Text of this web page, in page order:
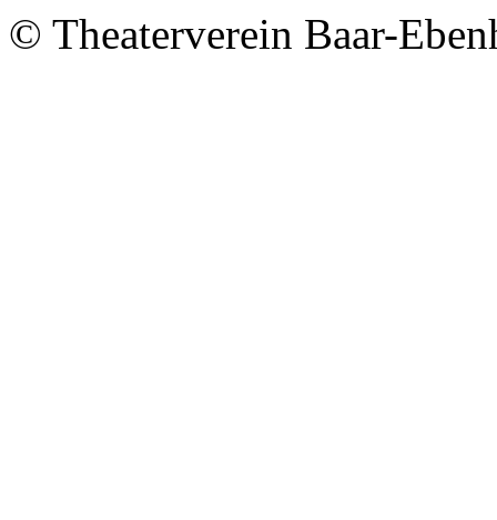
© Theaterverein Baar-